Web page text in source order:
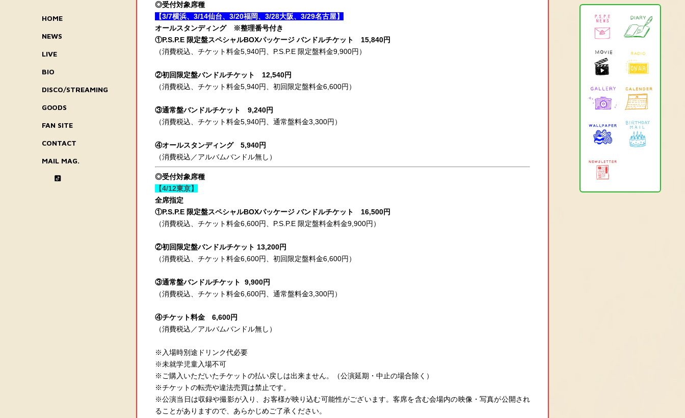
HOME
NEWS
LIVE
BIO
DISCO/STREAMING
GOODS
FAN SITE
CONTACT
MAIL MAG.
◎受付対象席種
【3/7横浜、3/14仙台、3/20福岡、3/28大阪、3/29名古屋】
オールスタンディング ※整理番号付き
①P.S.P.E 限定盤スペシャルBOXパッケージ バンドルチケット 15,840円
（消費税込、チケット料金5,940円、P.S.P.E 限定盤料金9,900円）
②初回限定盤バンドルチケット 12,540円
（消費税込、チケット料金5,940円、初回限定盤料金6,600円）
③通常盤バンドルチケット 9,240円
（消費税込、チケット料金5,940円、通常盤料金3,300円）
④オールスタンディング 5,940円
（消費税込／アルバムバンドル無し）
◎受付対象席種
【4/12東京】
全席指定
①P.S.P.E 限定盤スペシャルBOXパッケージ バンドルチケット 16,500円
（消費税込、チケット料金6,600円、P.S.P.E 限定盤料金料金9,900円）
②初回限定盤バンドルチケット 13,200円
（消費税込、チケット料金6,600円、初回限定盤料金6,600円）
③通常盤バンドルチケット
9,900円
（消費税込、チケット料金6,600円、通常盤料金3,300円）
④チケット料金 6,600円
（消費税込／アルバムバンドル無し）
※入場時別途ドリンク代必要
※未就学児童入場不可
※ご購入いただいたチケットの払い戻しは出来ません。（公演延期・中止の場合除く）
※チケットの転売や違法売買は禁⽌です。
※公演当日は収録や撮影が入り、お客様が映り込む可能性がございます。客席を含む会場内の映像・写真が公開され
ることがありますので、あらかじめご了承ください。